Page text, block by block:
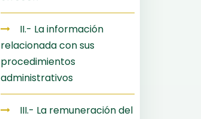
II.- La información
relacionada con sus
procedimientos
administrativos
III.- La remuneración del